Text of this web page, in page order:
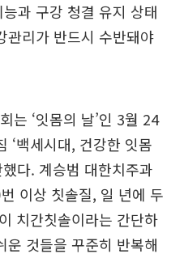
과 구강 청결 유지 상태
관리가 반드시 수반돼야
는 ‘잇몸의 날’인 3월 24
‘백세시대, 건강한 잇몸
다. 계승범 대한치주과
이상 칫솔질, 일 년에 두
치간칫솔이라는 간단하
운 것들을 꾸준히 반복해